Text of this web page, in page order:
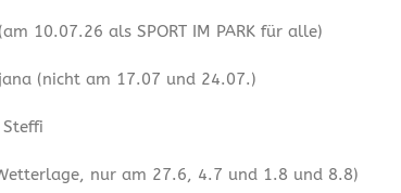
10.07.26 als SPORT IM PARK für alle)
(nicht am 17.07 und 24.07.)
nur am 27.6, 4.7 und 1.8 und 8.8)